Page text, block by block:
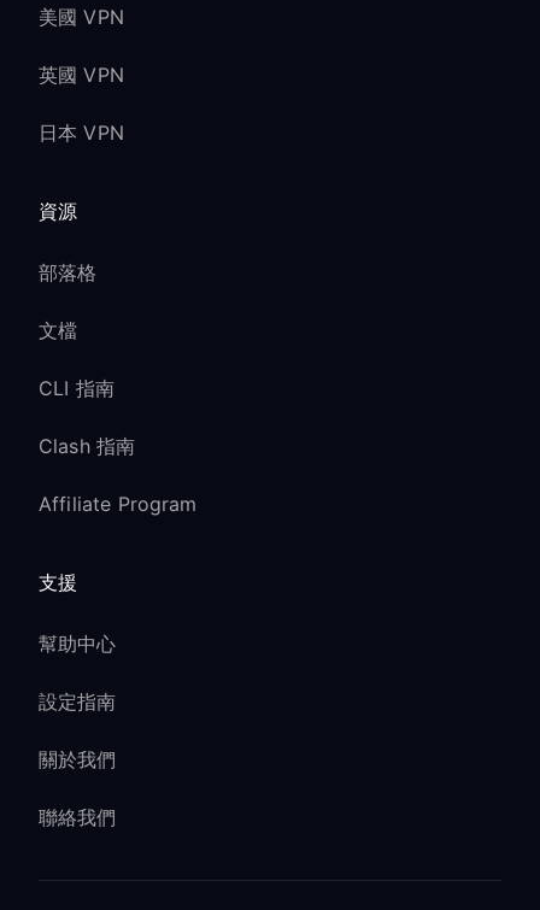
美國 VPN
英國 VPN
日本 VPN
資源
部落格
文檔
CLI 指南
Clash 指南
Affiliate Program
支援
幫助中心
設定指南
關於我們
聯絡我們